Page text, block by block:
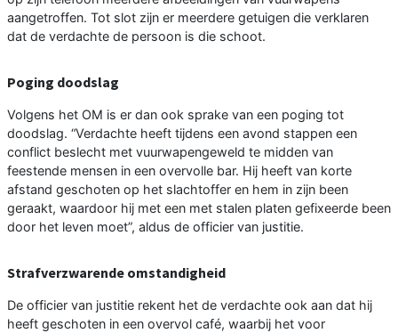
aangetroffen. Tot slot zijn er meerdere getuigen die verklaren
dat de verdachte de persoon is die schoot.
Poging doodslag
Volgens het OM is er dan ook sprake van een poging tot
doodslag. “Verdachte heeft tijdens een avond stappen een
conflict beslecht met vuurwapengeweld te midden van
feestende mensen in een overvolle bar. Hij heeft van korte
afstand geschoten op het slachtoffer en hem in zijn been
geraakt, waardoor hij met een met stalen platen gefixeerde been
door het leven moet”, aldus de officier van justitie.
Strafverzwarende omstandigheid
De officier van justitie rekent het de verdachte ook aan dat hij
heeft geschoten in een overvol café, waarbij het voor